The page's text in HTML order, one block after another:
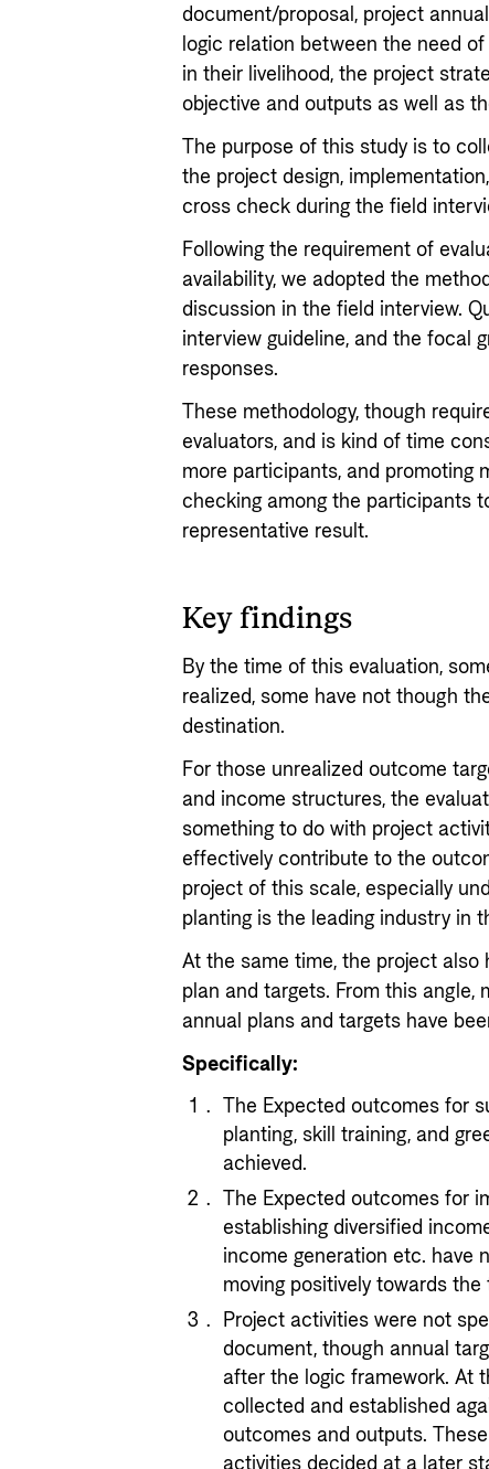
document/proposal, project
logic relation between the need
in their livelihood, the project
objective and outputs as well as
The purpose of this study is to
the project design,
cross check during the field
Following the requirement of
availability, we adopted the
discussion in the field interview.
interview guideline, and the focal
responses.
These methodology, though
evaluators, and is kind of time
more participants, and promoting
checking among the participants
representative result.
Key findings
By the time of this evaluation,
realized, some have not though
destination.
For those unrealized outcome
and income structures, the
something to do with project
effectively contribute to the
project of this scale, especially
planting is the leading industry in
At the same time, the project
plan and targets. From this
annual plans and targets have
Specifically:
The Expected outcomes for
planting, skill training, and
achieved.
The Expected outcomes for
establishing diversified
income generation etc. have
moving positively towards the
Project activities were not
document, though annual
after the logic framework. At
collected and established
outcomes and outputs.